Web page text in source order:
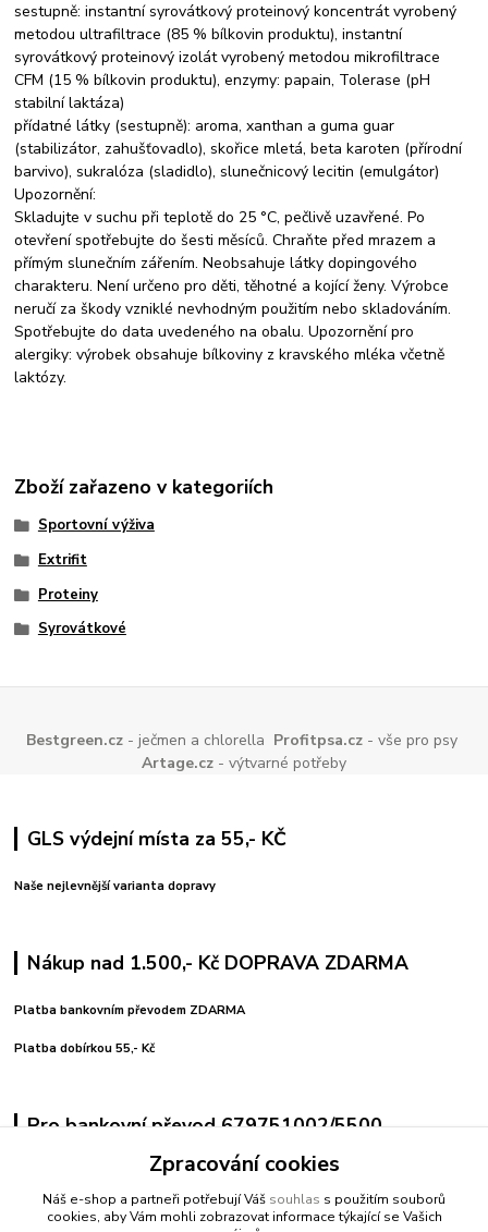
sestupně: instantní syrovátkový proteinový koncentrát vyrobený
metodou ultrafiltrace (85 % bílkovin produktu), instantní
syrovátkový proteinový izolát vyrobený metodou mikrofiltrace
CFM (15 % bílkovin produktu), enzymy: papain, Tolerase (pH
stabilní laktáza)
přídatné látky (sestupně): aroma, xanthan a guma guar
(stabilizátor, zahušťovadlo), skořice mletá, beta karoten (přírodní
barvivo), sukralóza (sladidlo), slunečnicový lecitin (emulgátor)
Upozornění:
Skladujte v suchu při teplotě do 25 °C, pečlivě uzavřené. Po
otevření spotřebujte do šesti měsíců. Chraňte před mrazem a
přímým slunečním zářením. Neobsahuje látky dopingového
charakteru. Není určeno pro děti, těhotné a kojící ženy. Výrobce
neručí za škody vzniklé nevhodným použitím nebo skladováním.
Spotřebujte do data uvedeného na obalu. Upozornění pro
alergiky: výrobek obsahuje bílkoviny z kravského mléka včetně
laktózy.
Zboží zařazeno v kategoriích
Sportovní výživa
Extrifit
Proteiny
Syrovátkové
Bestgreen.cz - ječmen a chlorella Profitpsa.cz - vše pro psy
Artage.cz - výtvarné potřeby
GLS výdejní místa za 55,- KČ
Naše nejlevnější varianta dopravy
Nákup nad 1.500,- Kč DOPRAVA ZDARMA
Platba bankovním převodem ZDARMA
Platba dobírkou 55,- Kč
Pro bankovní převod 679751002/5500
variabilní symbol uvedeno číslo objednávky
pro pohodlné platby použijte vygenerovaný QR kód
Zpracování cookies
Náš e-shop a partneři potřebují Váš souhlas s použitím souborů
cookies, aby Vám mohli zobrazovat informace týkající se Vašich